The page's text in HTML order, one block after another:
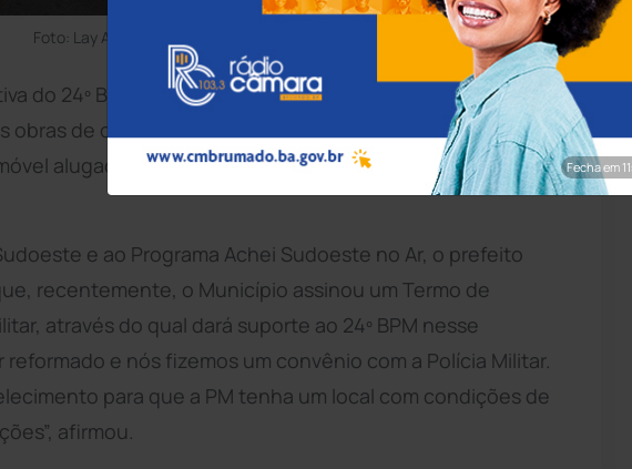
Foto: Lay Amorim/Achei Sudoeste
do 24º Batalhão dePolícia Militar
(BPM) estará de
obras de construção do novo quartel da entidade. O setor
alugado pela Prefeitura deBrumado
na Avenida João
e ao Programa Achei Sudoeste no Ar, o prefeito
recentemente, o Município assinou um Termo de
através do qual dará suporte ao 24º BPM nesse
reformado e nós fizemos um convênio com a Polícia Militar.
para que a PM tenha um local com condições de
afirmou.
Fecha em